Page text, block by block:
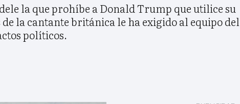
la que prohíbe a Donald Trump que utilice su
la cantante británica le ha exigido al equipo del
políticos.